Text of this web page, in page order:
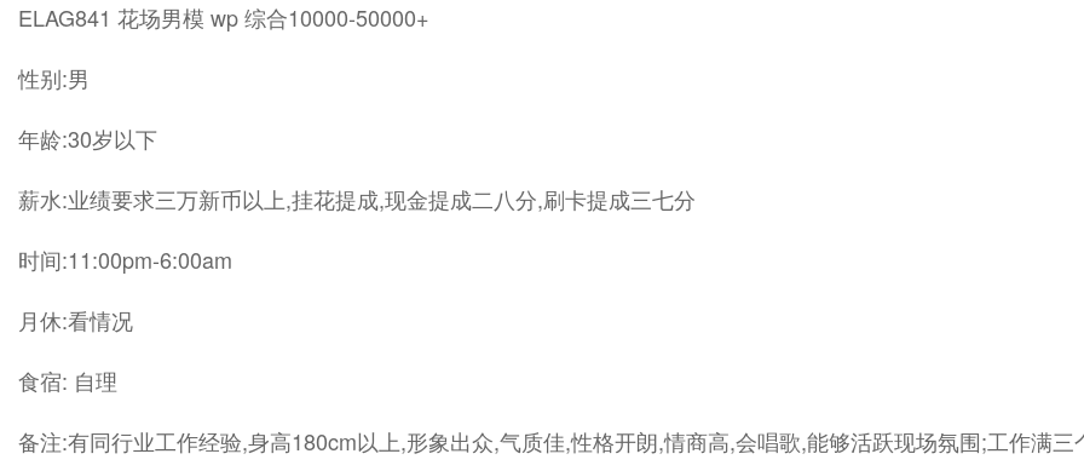
ELAG841 花场男模 wp 综合10000-50000+
性别:男
年龄:30岁以下
薪水:业绩要求三万新币以上,挂花提成,现金提成二八分,刷卡提成三七分
时间:11:00pm-6:00am
月休:看情况
食宿: 自理
备注:有同行业工作经验,身高180cm以上,形象出众,气质佳,性格开朗,情商高,会唱歌,能够活跃现场氛围;工作满三